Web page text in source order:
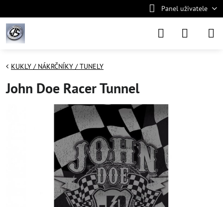
Panel uživatele
KUKLY / NÁKRČNÍKY / TUNELY
John Doe Racer Tunnel